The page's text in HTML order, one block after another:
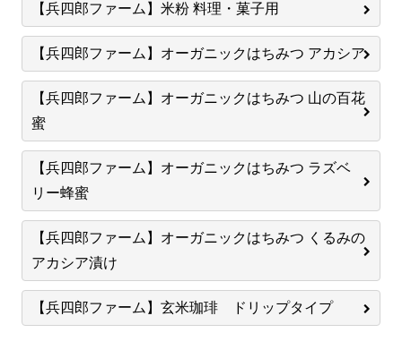
【兵四郎ファーム】米粉 料理・菓子用
【兵四郎ファーム】オーガニックはちみつ アカシア
【兵四郎ファーム】オーガニックはちみつ 山の百花
蜜
【兵四郎ファーム】オーガニックはちみつ ラズベ
リー蜂蜜
【兵四郎ファーム】オーガニックはちみつ くるみの
アカシア漬け
【兵四郎ファーム】玄米珈琲 ドリップタイプ